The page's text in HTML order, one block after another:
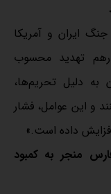
ایران و آمریکا
تهدید محسوب
به دلیل تحریم‌ها،
و این عوامل، فشار
داده است.»
منجر به کمبود